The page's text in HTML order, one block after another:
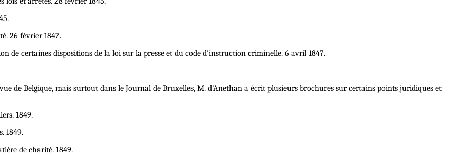
26 février 1847.
de certaines dispositions de la loi sur la presse et du code d'instruction criminelle. 6 avril 1847.
de Belgique, mais surtout dans le Journal de Bruxelles, M. d'Anethan a écrit plusieurs brochures sur certains points juridiques et
1849.
1849.
de charité. 1849.